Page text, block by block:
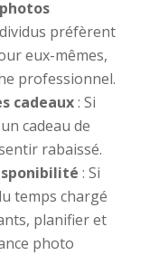
préfèrent
eux-mêmes,
professionnel.
cadeaux: Si
cadeau de
rabaissé.
: Si
temps chargé
planifier et
photo